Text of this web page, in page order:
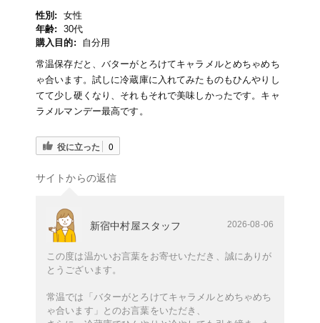
性別:
女性
年齢:
30代
購入目的:
自分用
常温保存だと、バターがとろけてキャラメルとめちゃめち
ゃ合います。試しに冷蔵庫に入れてみたものもひんやりし
てて少し硬くなり、それもそれで美味しかったです。キャ
ラメルマンデー最高です。
役に立った 0
サイトからの返信
新宿中村屋スタッフ 2026-08-06
この度は温かいお言葉をお寄せいただき、誠にありが
とうございます。
常温では「バターがとろけてキャラメルとめちゃめち
ゃ合います」とのお言葉をいただき、